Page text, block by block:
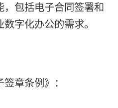
，包括电子合同签署和
字化办公的需求。
章条例》：